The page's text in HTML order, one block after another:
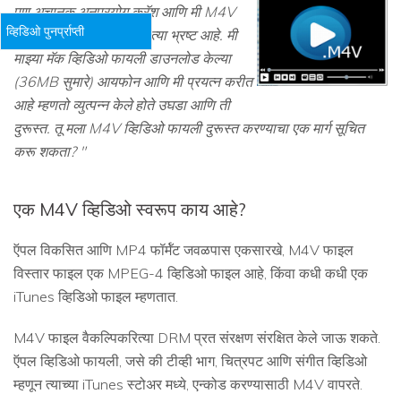
पण अचानक अनुप्रयोग क्रॅश आणि मी M4V
उघडण्याचा प्रयत्न तेव्हा तो त्या भ्रष्ट आहे. मी
माझ्या मॅक व्हिडिओ फायली डाउनलोड केल्या
(36MB सुमारे) आयफोन आणि मी प्रयत्न करीत
आहे म्हणतो व्युत्पन्न केले होते उघडा आणि ती
दुरूस्त. तू मला M4V व्हिडिओ फायली दुरूस्त करण्याचा एक मार्ग सूचित
करू शकता? "
एक M4V व्हिडिओ स्वरूप काय आहे?
ऍपल विकसित आणि MP4 फॉर्मॅट जवळपास एकसारखे, M4V फाइल
विस्तार फाइल एक MPEG-4 व्हिडिओ फाइल आहे, किंवा कधी कधी एक
iTunes व्हिडिओ फाइल म्हणतात.
M4V फाइल वैकल्पिकरित्या DRM प्रत संरक्षण संरक्षित केले जाऊ शकते.
ऍपल व्हिडिओ फायली, जसे की टीव्ही भाग, चित्रपट आणि संगीत व्हिडिओ
म्हणून त्याच्या iTunes स्टोअर मध्ये, एन्कोड करण्यासाठी M4V वापरते.
व्हिडिओ पुनर्प्राप्ती